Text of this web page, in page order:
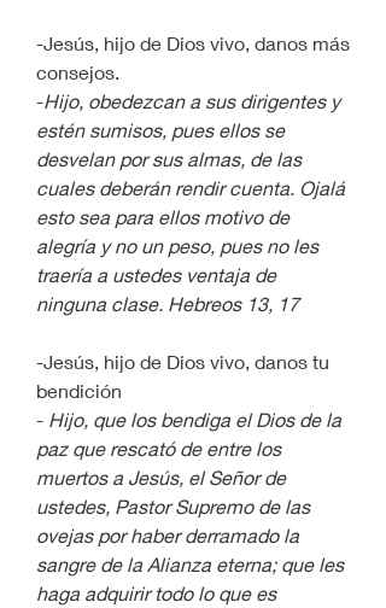
-Jesús, hijo de Dios vivo, danos más
consejos.
-Hijo, obedezcan a sus dirigentes y
estén sumisos, pues ellos se
desvelan por sus almas, de las
cuales deberán rendir cuenta. Ojalá
esto sea para ellos motivo de
alegría y no un peso, pues no les
traería a ustedes ventaja de
ninguna clase. Hebreos 13, 17
-Jesús, hijo de Dios vivo, danos tu
bendición
- Hijo, que los bendiga el Dios de la
paz que rescató de entre los
muertos a Jesús, el Señor de
ustedes, Pastor Supremo de las
ovejas por haber derramado la
sangre de la Alianza eterna; que les
haga adquirir todo lo que es